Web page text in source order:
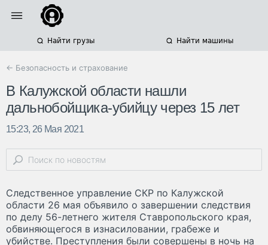
Найти грузы Найти машины
← Безопасность и страхование
В Калужской области нашли
дальнобойщика-убийцу через 15 лет
15:23, 26 Мая 2021
Следственное управление СКР по Калужской
области 26 мая объявило о завершении следствия
по делу 56-летнего жителя Ставропольского края,
обвиняющегося в изнасиловании, грабеже и
убийстве. Преступления были совершены в ночь на